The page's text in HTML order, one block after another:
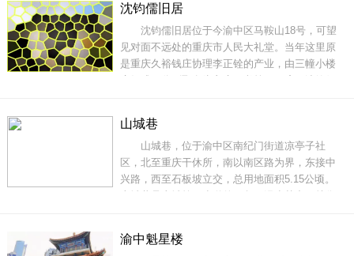
嘉陵江大桥开通后，市民驾车从朝天门前往江北
嘴不用再绕道黄花园大桥，渝中区与江北区互通
时
沈钧儒旧居
沈钧儒旧居位于今渝中区马鞍山18号，可望
见对面不远处的重庆市人民大礼堂。当年这里原
是重庆久裕钱庄协理李正铨的产业，由三幢小楼
局严谨，清静幽雅。全面抗战爆发后，沈钧儒来
到重庆，寓居于此，直至抗战胜利后才于1946年
离开。沈钧
山城巷
山城巷，位于渝中区南纪门街道凉亭子社
区，北至重庆干休所，南以南区路为界，东接中
兴路，西至石板坡立交，总用地面积5.15公顷。
修建公馆。这些官邸建筑虽然数量不多，但做工
渝中魁星楼